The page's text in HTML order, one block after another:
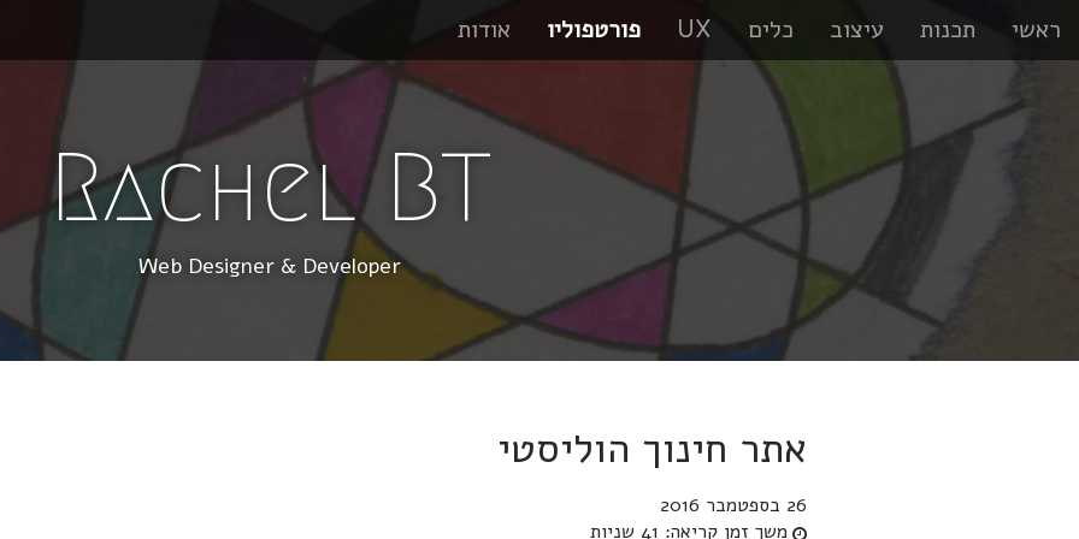
ראשי תכנות עיצוב כלים UX פורטפוליו אודות
Rachel BT
Web Designer & Developer
אתר חינוך הוליסטי
26 בספטמבר 2016
משך זמן קריאה: 41 שניות